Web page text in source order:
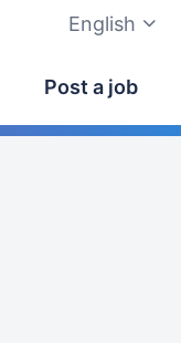
English
Post a job